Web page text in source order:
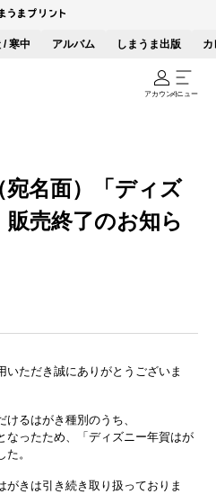
/ 寒中 アルバム しまうま出版 カ
アカウントメニュー
名面）「ディズ
売終了のお知ら
いただき誠にありがとうございま
るはがき種別のうち、
なったため、「ディズニー年賀はが
。
きは引き続き取り扱っておりま